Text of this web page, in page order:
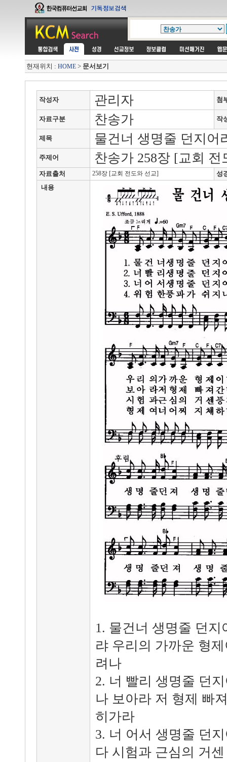
현재위치 : HOME > 문서보기
작성자 관리자 첨
자료구분 찬송가 작
제목 물건너 생명줄 던지어
주제어 찬송가 258장 [교회 전
자료출처 258장 [교회 전도와 선교]
성
내용
1. 물건너 생명줄 던
랴 우리의 가까운 형
려나
2. 너 빨리 생명줄 던
나 보아라 저 형제 빠
히가라
3. 너 어서 생명줄 던
다 시험과 근심의 거